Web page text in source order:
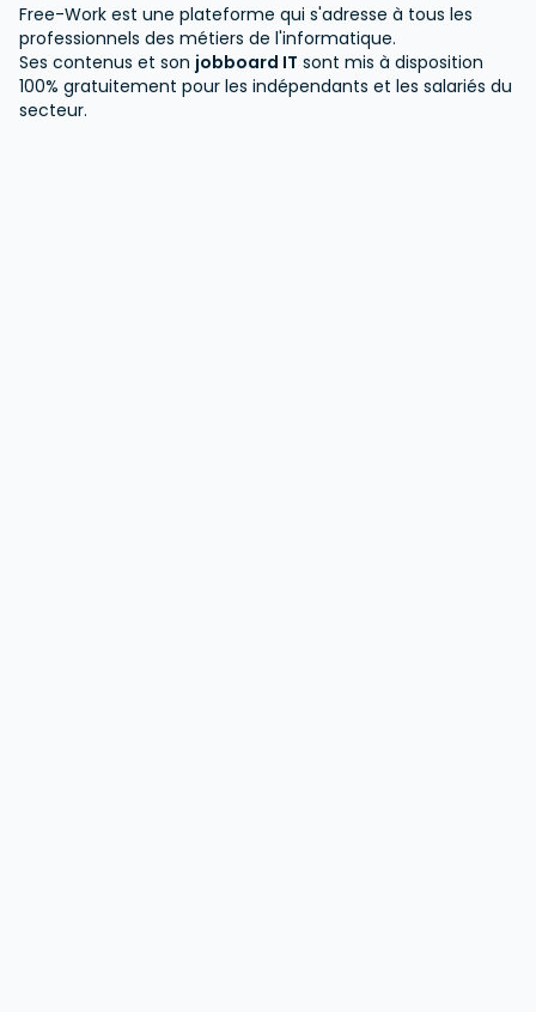
Free-Work est une plateforme qui s'adresse à tous les
professionnels des métiers de l'informatique.
Ses contenus et son jobboard IT sont mis à disposition
100% gratuitement pour les indépendants et les salariés du
secteur.